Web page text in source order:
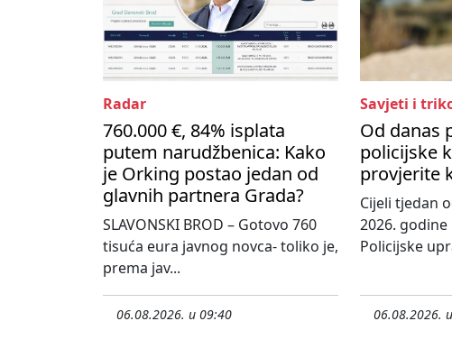
Radar
760.000 €, 84% isplata
putem narudžbenica: Kako
je Orking postao jedan od
glavnih partnera Grada?
SLAVONSKI BROD – Gotovo 760
tisuća eura javnog novca- toliko je,
prema jav...
06.08.2026. u 09:40
Savjeti i
Od danas
policijske
provjerite
Cijeli tjedan
2026.
Policijske
06.08.2026.